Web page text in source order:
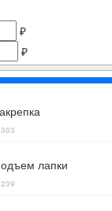
₽
₽
303
лапки
239